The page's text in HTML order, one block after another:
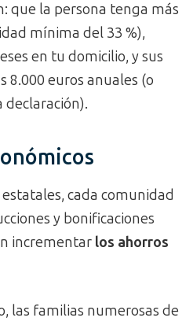
que la persona tenga más
mínima del 33 %),
en tu domicilio, y sus
8.000 euros anuales (o
declaración).
cada comunidad
y bonificaciones
incrementar los ahorros
las familias numerosas de